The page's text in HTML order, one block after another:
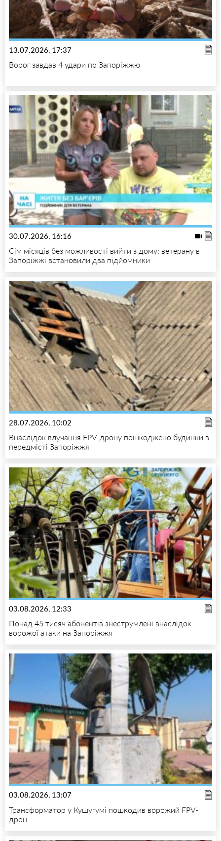
13.07.2026, 17:37
Ворог завдав 4 удари по Запоріжжю
30.07.2026, 16:16
Сім місяців без можливості вийти з дому: ветерану в
Запоріжжі встановили два підйомники
28.07.2026, 10:02
Внаслідок влучання FPV-дрону пошкоджено будинки в
передмісті Запоріжжя
03.08.2026, 12:33
Понад 45 тисяч абонентів знеструмлені внаслідок
ворожої атаки на Запоріжжя
03.08.2026, 13:07
Трансформатор у Кушугумі пошкодив ворожий FPV-
дрон